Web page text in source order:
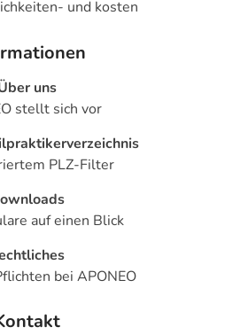
und kosten
uns
stellt sich vor
PLZ-Filter
auf einen Blick
bei APONEO